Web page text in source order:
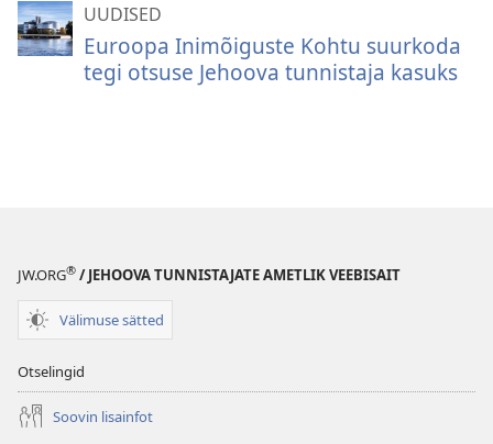
UUDISED
Euroopa Inimõiguste Kohtu suurkoda
tegi otsuse Jehoova tunnistaja kasuks
JW.ORG® / JEHOOVA TUNNISTAJATE AMETLIK VEEBISAIT
Välimuse sätted
Otselingid
Soovin lisainfot